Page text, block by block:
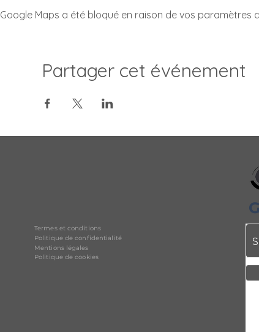
Google Maps a été bloqué en raison de vos
Partager cet événement
Termes et conditions
Politique de confidentialité
Mentions légales
Politique de cookies